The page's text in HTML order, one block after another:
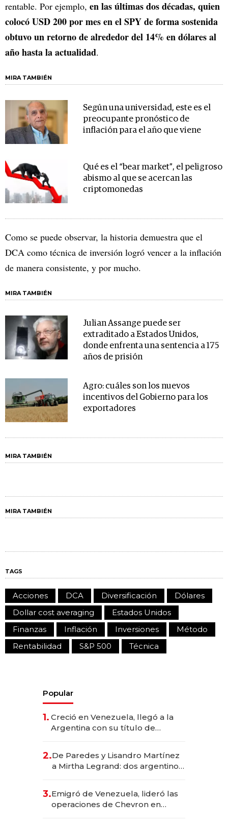
rentable. Por ejemplo, en las últimas dos décadas, quien
colocó USD 200 por mes en el SPY de forma sostenida
obtuvo un retorno de alrededor del 14% en dólares al
año hasta la actualidad.
MIRA TAMBIÉN
Según una universidad, este es el
preocupante pronóstico de
inflación para el año que viene
Qué es el “bear market”, el peligroso
abismo al que se acercan las
criptomonedas
Como se puede observar, la historia demuestra que el
DCA como técnica de inversión logró vencer a la inflación
de manera consistente, y por mucho.
MIRA TAMBIÉN
Julian Assange puede ser
extraditado a Estados Unidos,
donde enfrenta una sentencia a 175
años de prisión
Agro: cuáles son los nuevos
incentivos del Gobierno para los
exportadores
MIRA TAMBIÉN
MIRA TAMBIÉN
TAGS
Acciones DCA Diversificación
Dólares
Dollar cost averaging
Estados Unidos
Finanzas
Inflación Inversiones
Método
Rentabilidad
S&P 500 Técnica
Popular
1. Creció en Venezuela, llegó a la
Argentina con su título de
las marcas "fast premium"
2.De Paredes y Lisandro Martínez
a Mirtha Legrand: dos argentinos
3.Emigró de Venezuela, lideró las
operaciones de Chevron en